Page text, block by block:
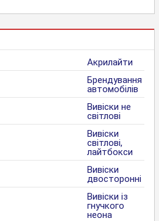
Акрилайти
Брендування
автомобілів
Вивіски не
світлові
Вивіски
світлові,
лайтбокси
Вивіски
двосторонні
Вивіски із
гнучкого
неона